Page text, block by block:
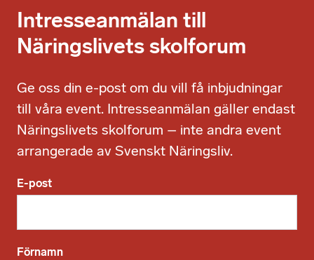
Intresseanmälan till
Näringslivets skolforum
Ge oss din e-post om du vill få inbjudningar
till våra event. Intresseanmälan gäller endast
Näringslivets skolforum – inte andra event
arrangerade av Svenskt Näringsliv.
E-post
Förnamn